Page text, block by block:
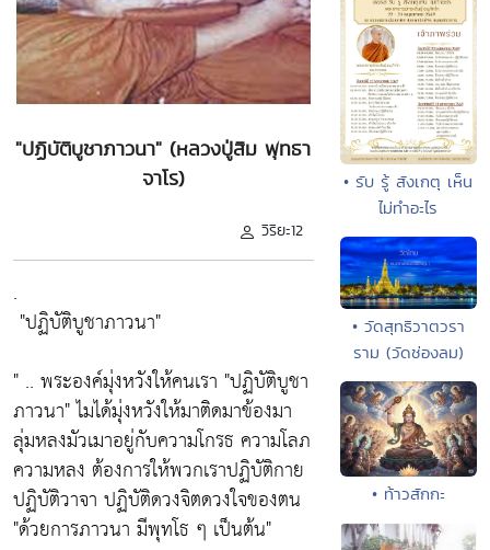
"ปฏิบัติบูชาภาวนา" (หลวงปู่สิม พุทธา
จาโร)
วิริยะ12
.
"ปฏิบัติบูชาภาวนา"
" .. พระองค์มุ่งหวังให้คนเรา "ปฏิบัติบูชา
ภาวนา"ไมได้มุ่งหวังให้มาติดมาข้องมา
ลุ่มหลงมัวเมาอยู่กับความโกรธ ความโลภ
ความหลง ต้องการให้พวกเราปฏิบัติกาย
ปฏิบัติวาจา ปฏิบัติดวงจิตดวงใจของตน
"ด้วยการภาวนา มีพุทโธ ๆ เป็นต้น"
• รับ รู้ สังเกตุ เห็น
ไม่ทำอะไร
• วัดสุทธิวาตวรา
ราม (วัดช่องลม)
• ท้าวสักกะ